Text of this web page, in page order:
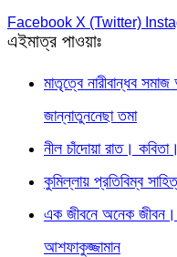
Facebook X (Twitter)
এইমাত্র পাওয়াঃ
মাতৃত্বে নারীবান্ধব
জান্নাতুননেছা তমা
নীল চাঁদোয়া রাত।
কুমিল্লায় প্রতিবিম্ব
এক জীবনে অনেক জীবন।
আশফাকুজ্জামান